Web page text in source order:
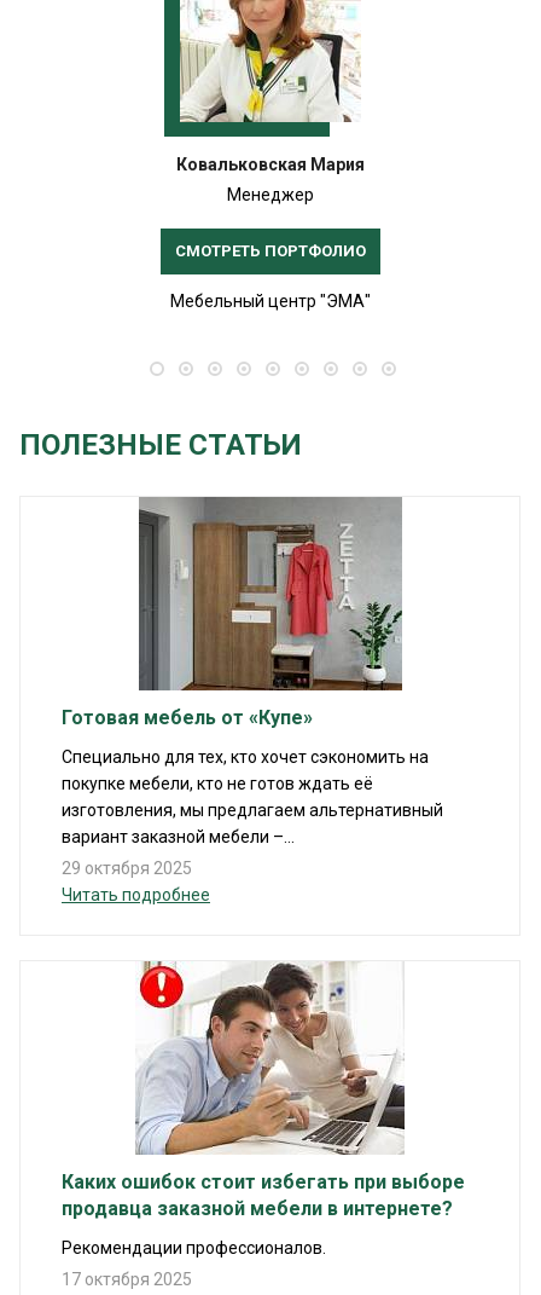
Ковальковская Мария
Менеджер
СМОТРЕТЬ ПОРТФОЛИО
Мебельный центр "ЭМА"
ПОЛЕЗНЫЕ СТАТЬИ
Готовая мебель от «Купе»
Специально для тех, кто хочет сэкономить на
покупке мебели, кто не готов ждать её
изготовления, мы предлагаем альтернативный
вариант заказной мебели –...
29 октября 2025
Читать подробнее
Каких ошибок стоит избегать при выборе
продавца заказной мебели в интернете?
Рекомендации профессионалов.
17 октября 2025